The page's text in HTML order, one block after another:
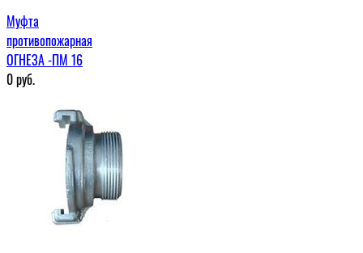
Муфта
противопожарная
ОГНЕЗА -ПМ 16
0руб.